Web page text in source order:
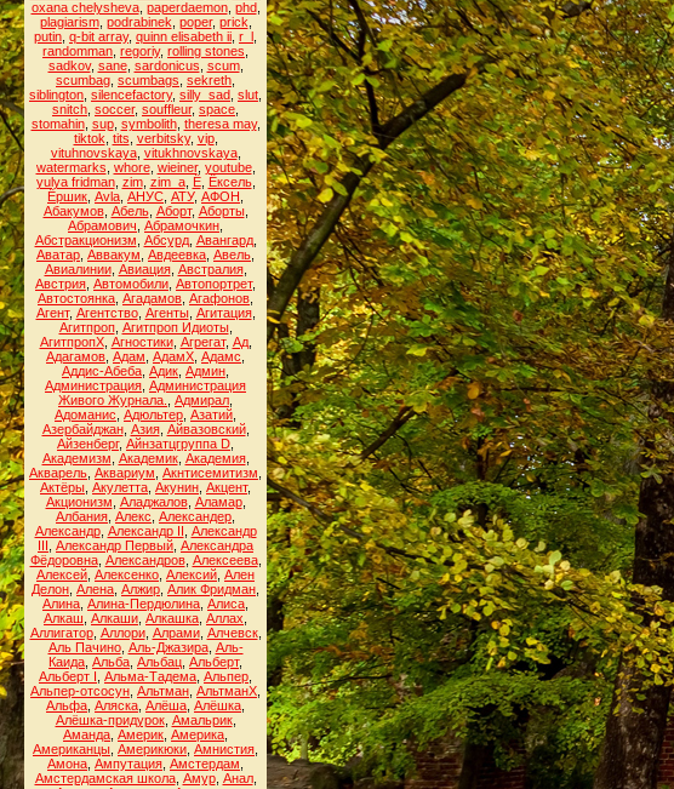
oxana chelysheva, paperdaemon, phd,
plagiarism, podrabinek poper, prick
putin q-bit array, quinn elisabeth ii r_l
randomman regoriy, rolling stones
sadkov, sane, sardonicus scum,
scumbag scumbags sekreth
siblington silencefactory, silly_sad slut
snitch soccer, souffleur, space
stomahin, sup, symbolith, theresa may,
tiktok tits verbitsky, vip,
vituhnovskaya, vitukhnovskaya,
watermarks whore, wieiner, youtube,
yulya fridman, zim, zim_a, Ё, Ёксель,
Ёршик Аvla АНУС АТУ, АФОН
Абакумов, Абель, Аборт, Аборты,
Абрамович Абрамочкин
Абстракционизм Абсурд, Авангард,
Аватар Аввакум Авдеевка Авель
Авиалинии, Авиация, Австралия,
Австрия Автомобили Автопортрет,
Автостоянка Агадамов Агафонов
Агент, Агентство, Агенты, Агитация,
Агитпроп, Агитпроп Идиоты,
АгитпропХ, Агностики, Агрегат, Ад,
Адагамов Адам АдамХ Адамс
Аддис-Абеба Адик Админ
Администрация Администрация
Живого Журнала.
Адмирал
Адоманис Адюльтер Азатий
Азербайджан, Азия, Айвазовский,
Айзенберг, Айнзатцгруппа D
Академизм Академик, Академия,
Акварель Аквариум Акнтисемитизм
Актёры Акулетта Акунин Акцент,
Акционизм Аладжалов, Аламар,
Албания Алекс Александер
Александр, Александр II Александр
III Александр Первый Александра
Фёдоровна, Александров, Алексеева,
Алексей Алексенко Алексий Ален
Делон Алена Алжир Алик Фридман
Алина Алина-Пердюлина Алиса
Алкаш Алкаши Алкашка Аллах
Аллигатор, Аллори, Алрами, Алчевск,
Аль Пачино, Аль-Джазира, Аль-
Каида Альба Альбац Альберт,
Альберт I Альма-Тадема Альпер
Альпер-отсосун Альтман АльтманХ
Альфа Аляска Алёша Алёшка
Алёшка-придурок, Амальрик,
Аманда Америк Америка
Американцы Америкюки Амнистия
Амона Ампутация Амстердам
Амстердамская школа, Амур, Анал,